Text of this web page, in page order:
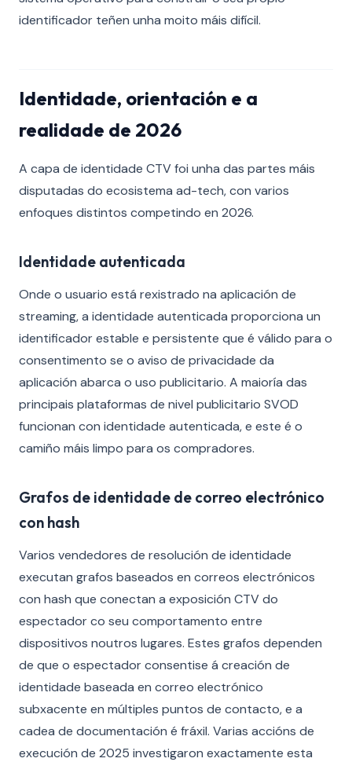
identificador teñen unha moito máis difícil.
Identidade, orientación e a
realidade de 2026
A capa de identidade CTV foi unha das partes máis
disputadas do ecosistema ad-tech, con varios
enfoques distintos competindo en 2026.
Identidade autenticada
Onde o usuario está rexistrado na aplicación de
streaming, a identidade autenticada proporciona un
identificador estable e persistente que é válido para o
consentimento se o aviso de privacidade da
aplicación abarca o uso publicitario. A maioría das
principais plataformas de nivel publicitario SVOD
funcionan con identidade autenticada, e este é o
camiño máis limpo para os compradores.
Grafos de identidade de correo electrónico
con hash
Varios vendedores de resolución de identidade
executan grafos baseados en correos electrónicos
con hash que conectan a exposición CTV do
espectador co seu comportamento entre
dispositivos noutros lugares. Estes grafos dependen
de que o espectador consentise á creación de
identidade baseada en correo electrónico
subxacente en múltiples puntos de contacto, e a
cadea de documentación é fráxil. Varias accións de
execución de 2025 investigaron exactamente esta